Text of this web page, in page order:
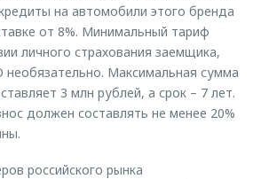
на автомобили этого бренда
от 8%. Минимальный тариф
личного страхования заемщика,
Максимальная сумма
3 млн рублей, а срок – 7 лет.
должен составлять не менее 20%
российского рынка